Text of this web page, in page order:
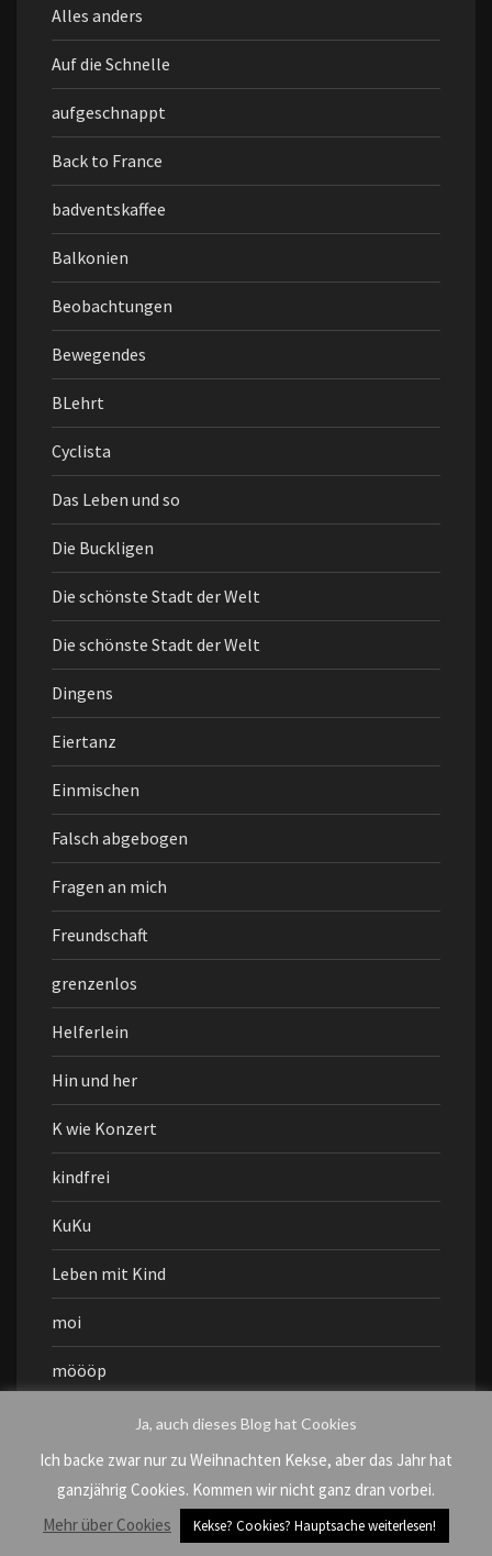
Alles anders
Auf die Schnelle
aufgeschnappt
Back to France
badventskaffee
Balkonien
Beobachtungen
Bewegendes
BLehrt
Cyclista
Das Leben und so
Die Buckligen
Die schönste Stadt der Welt
Die schönste Stadt der Welt
Dingens
Eiertanz
Einmischen
Falsch abgebogen
Fragen an mich
Freundschaft
grenzenlos
Helferlein
Hin und her
K wie Konzert
kindfrei
KuKu
Leben mit Kind
moi
möööp
Muddi geht aus
mukiku
NazisRaus
Ja, auch dieses Blog hat Cookies
Ich backe zwar nur zu Weihnachten Kekse, aber das Jahr hat
ganzjährig Cookies. Kommen wir nicht ganz dran vorbei.
Mehr über Cookies
Kekse? Cookies? Hauptsache weiterlesen!